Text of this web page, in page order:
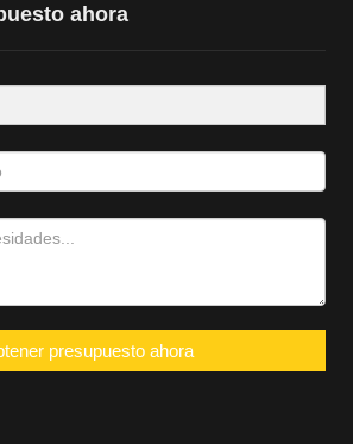
ahora
presupuesto ahora